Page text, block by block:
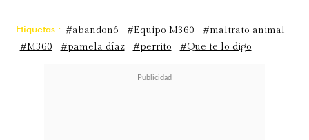
Etiquetas : #abandonó #Equipo M360
#maltrato animal
#M360
#pamela díaz #perrito #Que te lo digo